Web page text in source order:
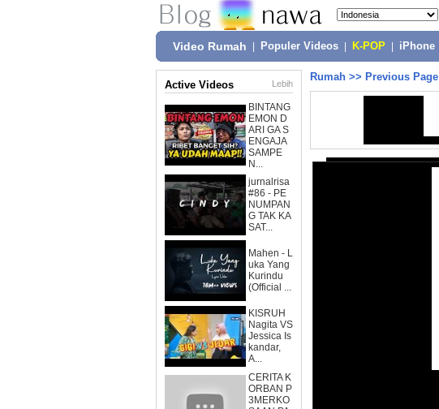
Video Rumah Populer Videos K-POP iPhone
Active Videos Lebih
BINTANG
EMON D
ARI GA S
ENGAJA
SAMPE
N...
jurnalrisa
#86 - PE
NUMPAN
G TAK KA
SAT...
Mahen - L
uka Yang
Kurindu
(Official ...
KISRUH
Nagita VS
Jessica Is
kandar,
A...
CERITA K
ORBAN P
3MERKO
Rumah >> Previous Page